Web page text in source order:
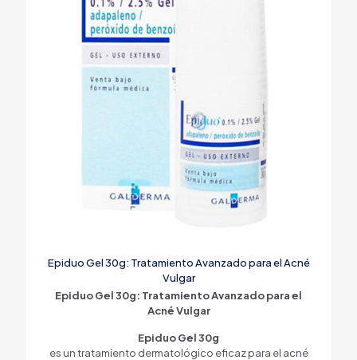
Epiduo Gel 30g: Tratamiento Avanzado para el Acné
Vulgar
Epiduo Gel 30g: Tratamiento Avanzado para el
Acné Vulgar
Epiduo Gel 30g
es un tratamiento dermatológico eficaz para el acné